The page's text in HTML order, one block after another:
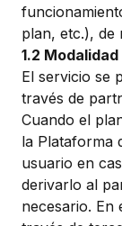
plan, etc.), de
1.2
El servicio se
través de
Cuando el
la Plataforma
usuario en
derivarlo al
necesario. En